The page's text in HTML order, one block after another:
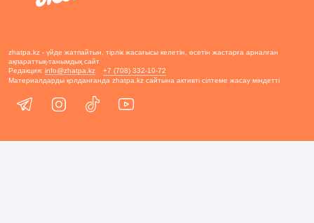
zhatpa.kz - үйде жатпайтын, тірлік жасағысы келетін, өсетін жастарға арналған
ақпараттық-танымдық сайт
Редакция: info@zhatpa.kz
+7 (708) 332-10-72
Материалдарды қолданғанда zhatpa.kz сайтына активті сілтеме жасау міндетті